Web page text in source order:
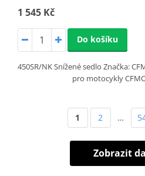
1 545 Kč
Do košíku
450SR/NK Snížené sedlo Značka:
pro motocykly
1 2 …
Zobrazit